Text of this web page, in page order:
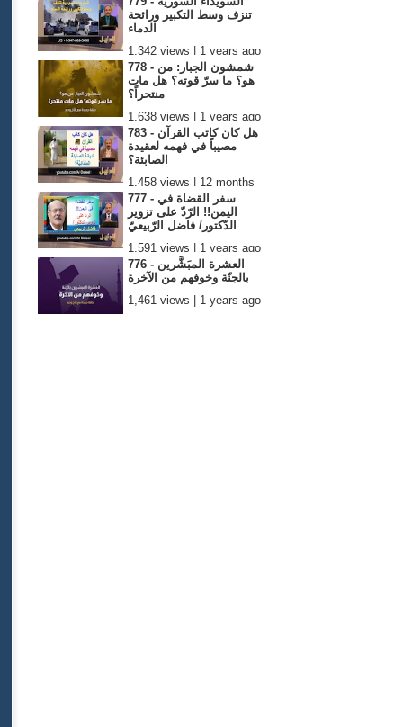
تنزف وسط التكبير ورائحة
الدماء
1,342 views | 1 years ago
778 - شمشون الجبار: من
هو؟ ما سرّ قوته؟ هل مات
منتحراً؟
1,638 views | 1 years ago
783 - هل كان كاتب القرآن
مصيباً في فهمه لعقيدة
الصابئة؟
1,458 views | 12 months
ago
777 - سفر القضاة في
اليمن!! الرّدّ على تزوير
الدّكتور/ فاضل الرّبيعيّ
1,591 views | 1 years ago
776 - العشرة المبَشَّرين
بالجنّة وخوفهم من الآخرة
1,461 views | 1 years ago